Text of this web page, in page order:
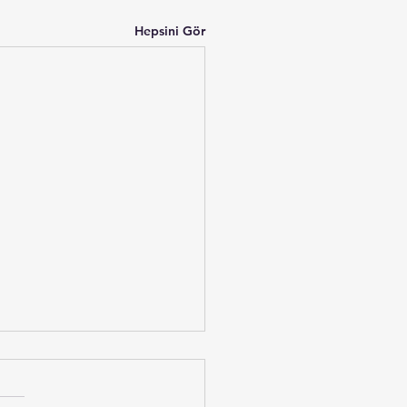
Hepsini Gör
Gizli Temizleyicisi: